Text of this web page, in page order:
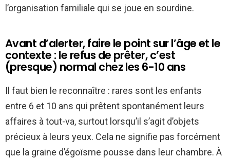
l’organisation familiale qui se joue en sourdine.
Avant d’alerter, faire le point sur l’âge et le
contexte : le refus de prêter, c’est
(presque) normal chez les 6-10 ans
Il faut bien le reconnaître : rares sont les enfants
entre 6 et 10 ans qui prêtent spontanément leurs
affaires à tout-va, surtout lorsqu’il s’agit d’objets
précieux à leurs yeux. Cela ne signifie pas forcément
que la graine d’égoïsme pousse dans leur chambre. À